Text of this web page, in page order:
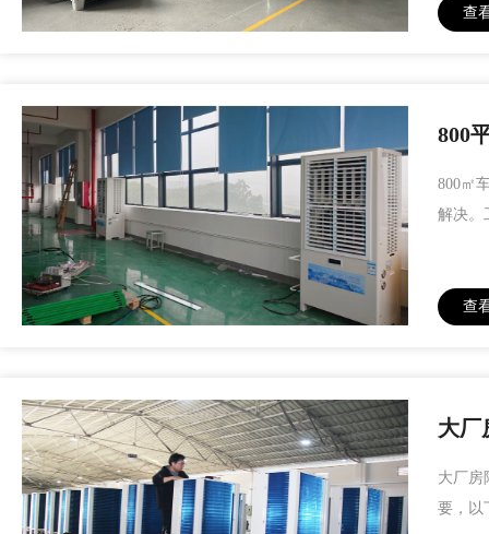
查
800
800㎡
解决。
查
大厂
大厂房
要，以